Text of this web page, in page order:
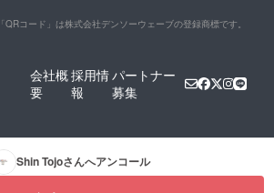
「QRコード」は株式会社デンソーウェーブの登録商標です。
会社概
要
採用情
報
パートナー
募集
Shin Tojoさんへアンコール